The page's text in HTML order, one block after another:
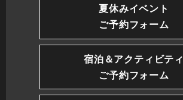
夏休みイベント
ご予約フォーム
宿泊＆アクティビティ
ご予約フォーム